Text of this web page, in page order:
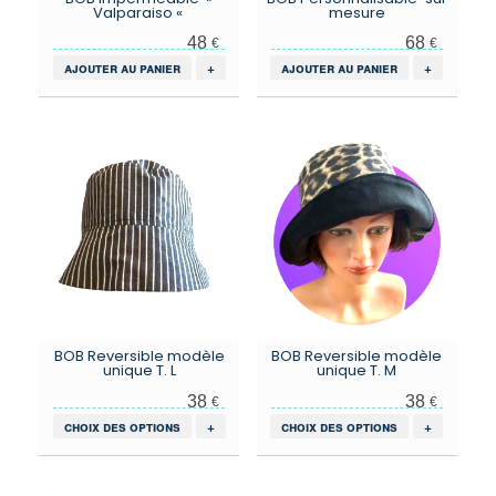
Valparaiso «
48€
ajouter au panier +
mesure
68 €
ajouter au panier +
BOB Reversible modèle
unique T. L
38€
choix des options
Ce
a
+
BOB Reversible modèle
unique T. M
38 €
choix des options
Ce
a
+